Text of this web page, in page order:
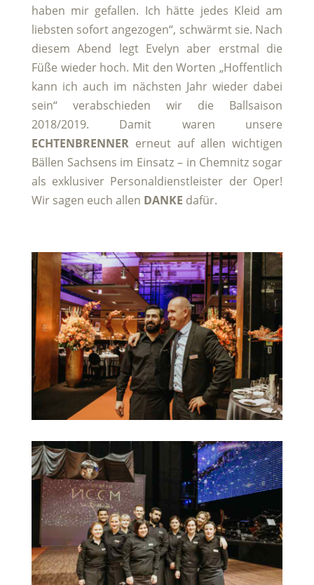
haben mir gefallen. Ich hätte jedes Kleid am
liebsten sofort angezogen“, schwärmt sie. Nach
diesem Abend legt Evelyn aber erstmal die
Füße wieder hoch. Mit den Worten „Hoffentlich
kann ich auch im nächsten Jahr wieder dabei
sein“ verabschieden wir die Ballsaison
2018/2019. Damit waren unsere
ECHTENBRENNERerneut auf allen wichtigen
Bällen Sachsens im Einsatz – in Chemnitz sogar
als exklusiver Personaldienstleister der Oper!
Wir sagen euch allen DANKE dafür.